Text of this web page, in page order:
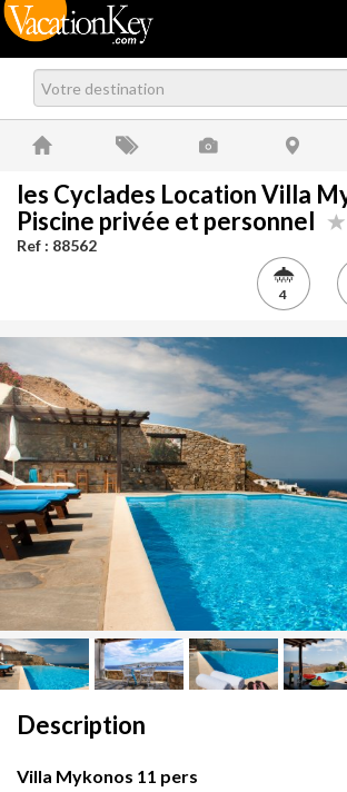
les Cyclades Location Villa
Piscine privée et personnel
Ref : 88562
4
Description
Villa Mykonos 11 pers